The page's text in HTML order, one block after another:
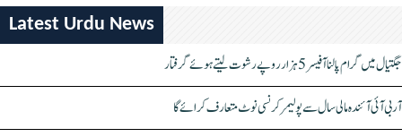
Latest Urdu News
جگتیال میں گرام پالنا آفیسر 5 ہزار روپے رشوت لیتے ہوئے گرفتار
آر بی آئی آئندہ مالی سال سے پولیمر کرنسی نوٹ متعارف کرائے گا